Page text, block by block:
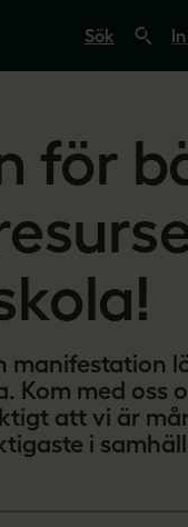
ö
p
e
r
i
e
s
ä
r
a
e
.
s
e
för
manifestation
Kom med oss
att vi är
i